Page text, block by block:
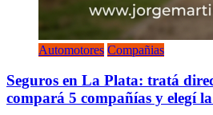
Automotores Compañias
Seguros en La Plata: tratá
compará 5 compañías y elegí